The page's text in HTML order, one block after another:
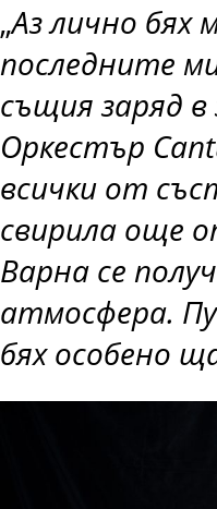
„Аз лично
последните
същия заряд
Оркестър
всички от
свирила още
Варна се
атмосфера.
бях особено